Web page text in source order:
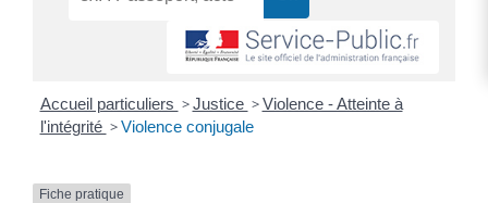
Accueil particuliers > Justice > Violence - Atteinte à
l'intégrité > Violence conjugale
Fiche pratique